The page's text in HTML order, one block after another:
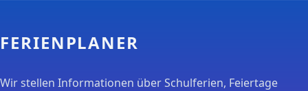
FERIENPLANER
Wir stellen Informationen über Schulferien, Feiertage